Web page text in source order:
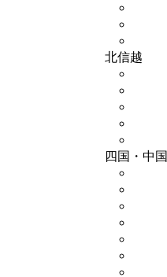
北信越
四国・中国